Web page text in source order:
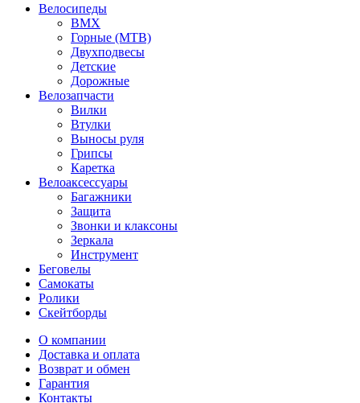
Велосипеды
BMX
Горные (MTB)
Двухподвесы
Детские
Дорожные
Велозапчасти
Вилки
Втулки
Выносы руля
Грипсы
Каретка
Велоаксессуары
Багажники
Защита
Звонки и клаксоны
Зеркала
Инструмент
Беговелы
Самокаты
Ролики
Скейтборды
О компании
Доставка и оплата
Возврат и обмен
Гарантия
Контакты